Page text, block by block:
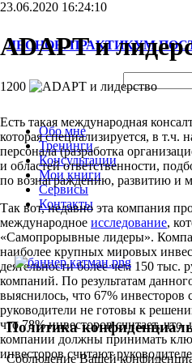
ЛЕОНОВ. ПРАКТИКУМ
Обо мне
Тренинги
Консультации
Мои книги
Сервисы
Контакты
23.06.2020 16:24:10
ADAPT и
1200
Есть такая международная
которая специализируется, в т.ч.
персонала (разработка
и областей ответственности,
по вознаграждению, развитию и
Так вот, недавно эта компания
международное исследование,
«Самопрорывные лидеры».
наиболее крупных мировых
деятельности более чем 150 тыс.
компаний. По результатам
выяснилось, что 67% инвесторов
руководители не готовы к
что 78% инвесторов считает,
компании должны принимать
инвесторов считают
Политика
Соблюдение Вашей